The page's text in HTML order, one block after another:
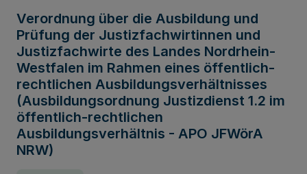
Verordnung über die Ausbildung und
Prüfung der Justizfachwirtinnen und
Justizfachwirte des Landes Nordrhein-
Westfalen im Rahmen eines öffentlich-
rechtlichen Ausbildungsverhältnisses
(Ausbildungsordnung Justizdienst 1.2 im
öffentlich-rechtlichen
Ausbildungsverhältnis - APO JFWörA
NRW)